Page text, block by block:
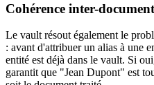
Cohérence inter-
Le vault résout également le
: avant d'attribuer un alias à une
entité est déjà dans le vault. Si
garantit que "Jean Dupont" est